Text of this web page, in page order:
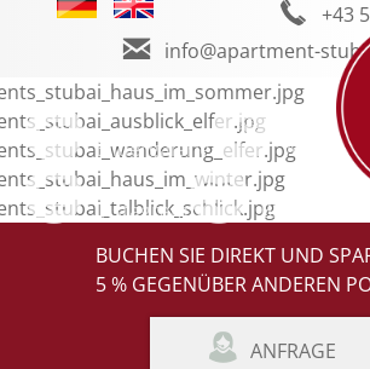
+43
info@apartment-
Bildergalerie Wetter
Instagram
Blog und
BUCHEN SIE DIREKT UND
5 % GEGENÜBER ANDEREN
ANFRAGE